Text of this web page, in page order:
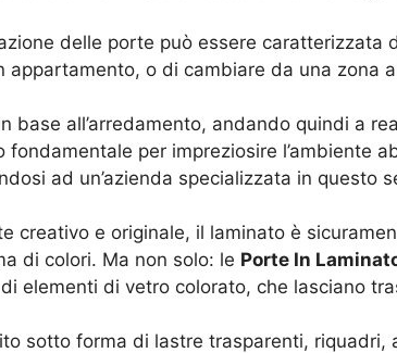
delle porte può essere
o di cambiare da una zona
base all’arredamento, andando quindi a
per impreziosire l’ambiente
ad un’azienda specializzata in questo
creativo e originale, il laminato è
di colori. Ma non solo: le Porte In
elementi di vetro colorato, che lasciano
sotto forma di lastre trasparenti,